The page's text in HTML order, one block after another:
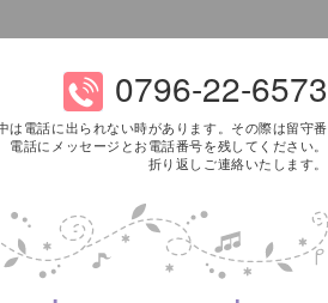
0796-22-6573
は電話に出られない時があります。その際は留守番
電話にメッセージとお電話番号を残してください。
折り返しご連絡いたします。